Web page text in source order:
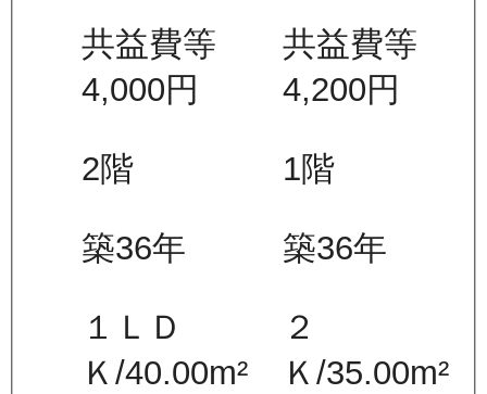
共益費等
4,000円
2階
築36年
１ＬＤ
Ｋ/40.00m²
共益費等
4,200円
1階
築36年
２
Ｋ /35.00m²